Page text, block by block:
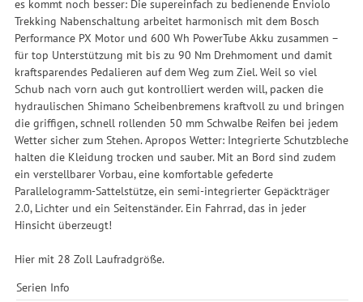
es kommt noch besser: Die supereinfach zu bedienende Enviolo
Trekking Nabenschaltung arbeitet harmonisch mit dem Bosch
Performance PX Motor und 600 Wh PowerTube Akku zusammen –
für top Unterstützung mit bis zu 90 Nm Drehmoment und damit
kraftsparendes Pedalieren auf dem Weg zum Ziel. Weil so viel
Schub nach vorn auch gut kontrolliert werden will, packen die
hydraulischen Shimano Scheibenbremens kraftvoll zu und bringen
die griffigen, schnell rollenden 50 mm Schwalbe Reifen bei jedem
Wetter sicher zum Stehen. Apropos Wetter: Integrierte Schutzbleche
halten die Kleidung trocken und sauber. Mit an Bord sind zudem
ein verstellbarer Vorbau, eine komfortable gefederte
Parallelogramm-Sattelstütze, ein semi-integrierter Gepäckträger
2.0, Lichter und ein Seitenständer. Ein Fahrrad, das in jeder
Hinsicht überzeugt!
Hier mit 28 Zoll Laufradgröße.
Serien Info